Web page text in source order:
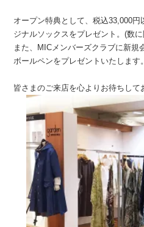
オープン特典として、税込33,000
ジナルソックスをプレゼント。(数
また、MICメンバーズクラブに新
ボールペンをプレゼントいたします。
皆さまのご来店を心よりお待ちして